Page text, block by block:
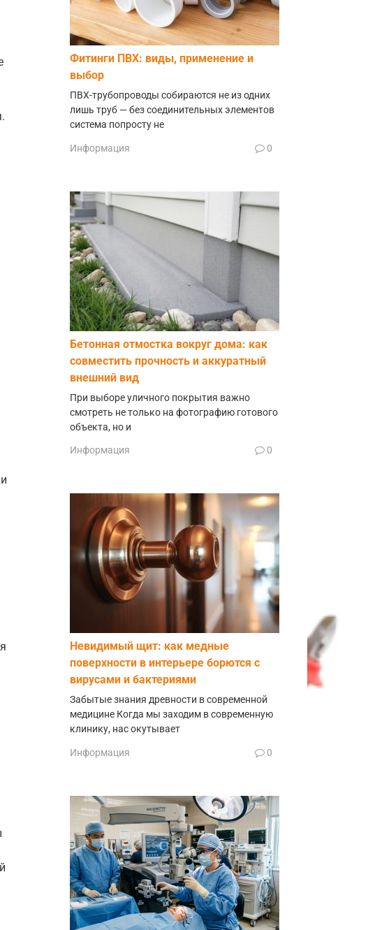
Фитинги ПВХ: виды, применение и
выбор
ПВХ-трубопроводы собираются не из одних
лишь труб — без соединительных элементов
система попросту не
Информация 0
Бетонная отмостка вокруг дома: как
совместить прочность и аккуратный
внешний вид
При выборе уличного покрытия важно
смотреть не только на фотографию готового
объекта, но и
Информация 0
Невидимый щит: как медные
поверхности в интерьере борются с
вирусами и бактериями
Забытые знания древности в современной
медицине Когда мы заходим в современную
клинику, нас окутывает
Информация 0